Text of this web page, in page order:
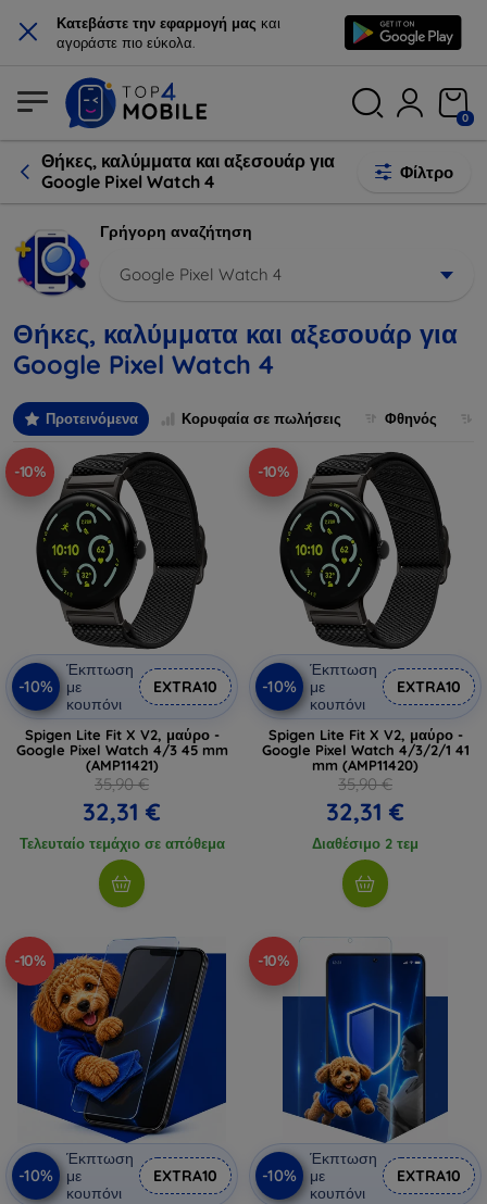
× Κατεβάστε την εφαρμογή μας και
αγοράστε πιο εύκολα.
0
Θήκες, καλύμματα και αξεσουάρ για
Google Pixel Watch 4
Φίλτρο
Γρήγορη αναζήτηση
Google Pixel Watch 4
Θήκες, καλύμματα και αξεσουάρ για
Google Pixel Watch 4
Προτεινόμενα Κορυφαία σε πωλήσεις Φθηνός
-10%
-10%
Έκπτωση
με
κουπόνι
EXTRA10
Spigen Lite Fit X V2, μαύρο -
Google Pixel Watch 4/3 45 mm
(AMP11421)
35,90 €
32,31 €
Τελευταίο τεμάχιο σε απόθεμα
-10%
-10%
Έκπτωση
με
κουπόνι
EXTRA10
Spigen Lite Fit X V2, μαύρο -
Google Pixel Watch 4/3/2/1 41
mm (AMP11420)
35,90 €
32,31 €
Διαθέσιμο 2 τεμ
-10%
-10%
Έκπτωση
με
κουπόνι
EXTRA10
-10%
-10%
Έκπτωση
με
κουπόνι
EXTRA10